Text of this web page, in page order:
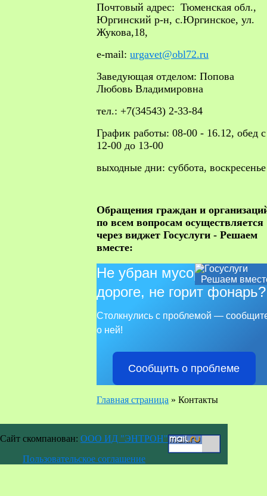
Почтовый адрес: Тюменская обл.,
Юргинский р-н, с.Юргинское, ул.
Жукова,18,
e-mail: urgavet@obl72.ru
Заведующая отделом: Попова
Любовь Владимировна
тел.: +7(34543) 2-33-84
График работы: 08-00 - 16.12, обед с
12-00 до 13-00
выходные дни: суббота, воскресенье
Обращения граждан и
по всем вопросам осуществляется
через виджет Госуслуги - Решаем
вместе:
Решаем
Не убран мусор, яма на
дороге, не горит фонарь?
Столкнулись с проблемой —
о ней!
Сообщить о проблеме
Главная страница » Контакты
Сайт скомпанован: ООО ИД "ЭНТРОН"
Пользовательское соглашение